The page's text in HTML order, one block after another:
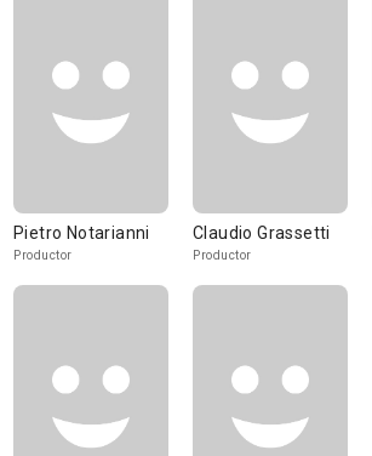
Pietro Notarianni
Productor
Claudio Grassetti
Productor